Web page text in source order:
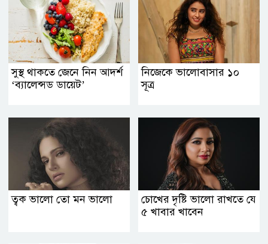
সুস্থ থাকতে জেনে নিন আদর্শ
‘ব্যালেন্সড ডায়েট’
নিজেকে ভালোবাসার ১০
সূত্র
ত্বক ভালো তো মন ভালো
চোখের দৃষ্টি ভালো রাখতে যে
৫ খাবার খাবেন